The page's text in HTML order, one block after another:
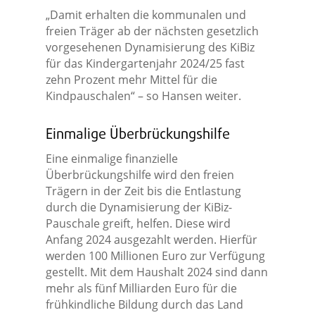
„Damit erhalten die kommunalen und
freien Träger ab der nächsten gesetzlich
vorgesehenen Dynamisierung des KiBiz
für das Kindergartenjahr 2024/25 fast
zehn Prozent mehr Mittel für die
Kindpauschalen“ – so Hansen weiter.
Einmalige Überbrückungshilfe
Eine einmalige finanzielle
Überbrückungshilfe wird den freien
Trägern in der Zeit bis die Entlastung
durch die Dynamisierung der KiBiz-
Pauschale greift, helfen. Diese wird
Anfang 2024 ausgezahlt werden. Hierfür
werden 100 Millionen Euro zur Verfügung
gestellt. Mit dem Haushalt 2024 sind dann
mehr als fünf Milliarden Euro für die
frühkindliche Bildung durch das Land